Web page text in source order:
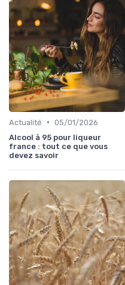
Actualité • 05/01/2026
Alcool à 95 pour liqueur
france : tout ce que vous
devez savoir